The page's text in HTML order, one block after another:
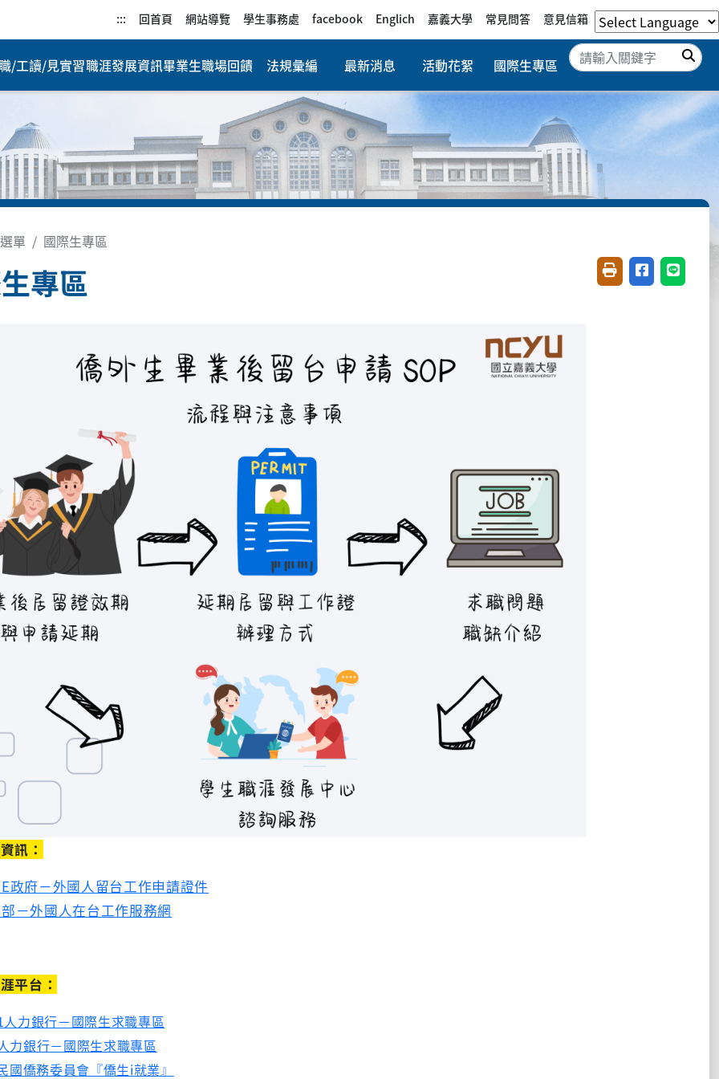
::: 回首頁 網站導覽 學生事務處 facebook Englich 嘉義大學 常見問答 意見信箱
/工讀/見實習職涯發展資訊畢業生職場回饋 法規彙編 最新消息 活動花絮 國際生專區
搜尋
單 國際生專區
專區 友善列印(開新視窗)
分享至臉書(
分享至
訊：
E政府－外國人留台工作申請證件
－外國人在台工作服務網
平台：
力銀行－國際生求職專區
力銀行－國際生求職專區
國僑務委員會『僑生i就業』